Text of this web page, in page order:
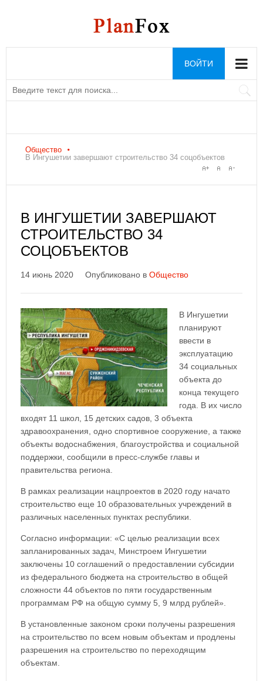
ВОЙТИ
Общество
В Ингушетии завершают строительство 34 соцобъектов
В ИНГУШЕТИИ ЗАВЕРШАЮТ
СТРОИТЕЛЬСТВО 34
СОЦОБЪЕКТОВ
14 июнь 2020 Опубликовано в Общество
В Ингушетии
планируют
ввести в
эксплуатацию
34 социальных
объекта до
конца текущего
года. В их число
входят 11 школ, 15 детских садов, 3 объекта
здравоохранения, одно спортивное сооружение, а также
объекты водоснабжения, благоустройства и социальной
поддержки, сообщили в пресс-службе главы и
правительства региона.
В рамках реализации нацпроектов в 2020 году начато
строительство еще 10 образовательных учреждений в
различных населенных пунктах республики.
Согласно информации: «С целью реализации всех
запланированных задач, Минстроем Ингушетии
заключены 10 соглашений о предоставлении субсидии
из федерального бюджета на строительство в общей
сложности 44 объектов по пяти государственным
программам РФ на общую сумму 5, 9 млрд рублей».
В установленные законом сроки получены разрешения
на строительство по всем новым объектам и продлены
разрешения на строительство по переходящим
объектам.